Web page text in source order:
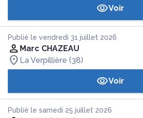
Voir
Publié le vendredi 31 juillet 2026
Marc CHAZEAU
La Verpillière (38)
Voir
Publié le samedi 25 juillet 2026